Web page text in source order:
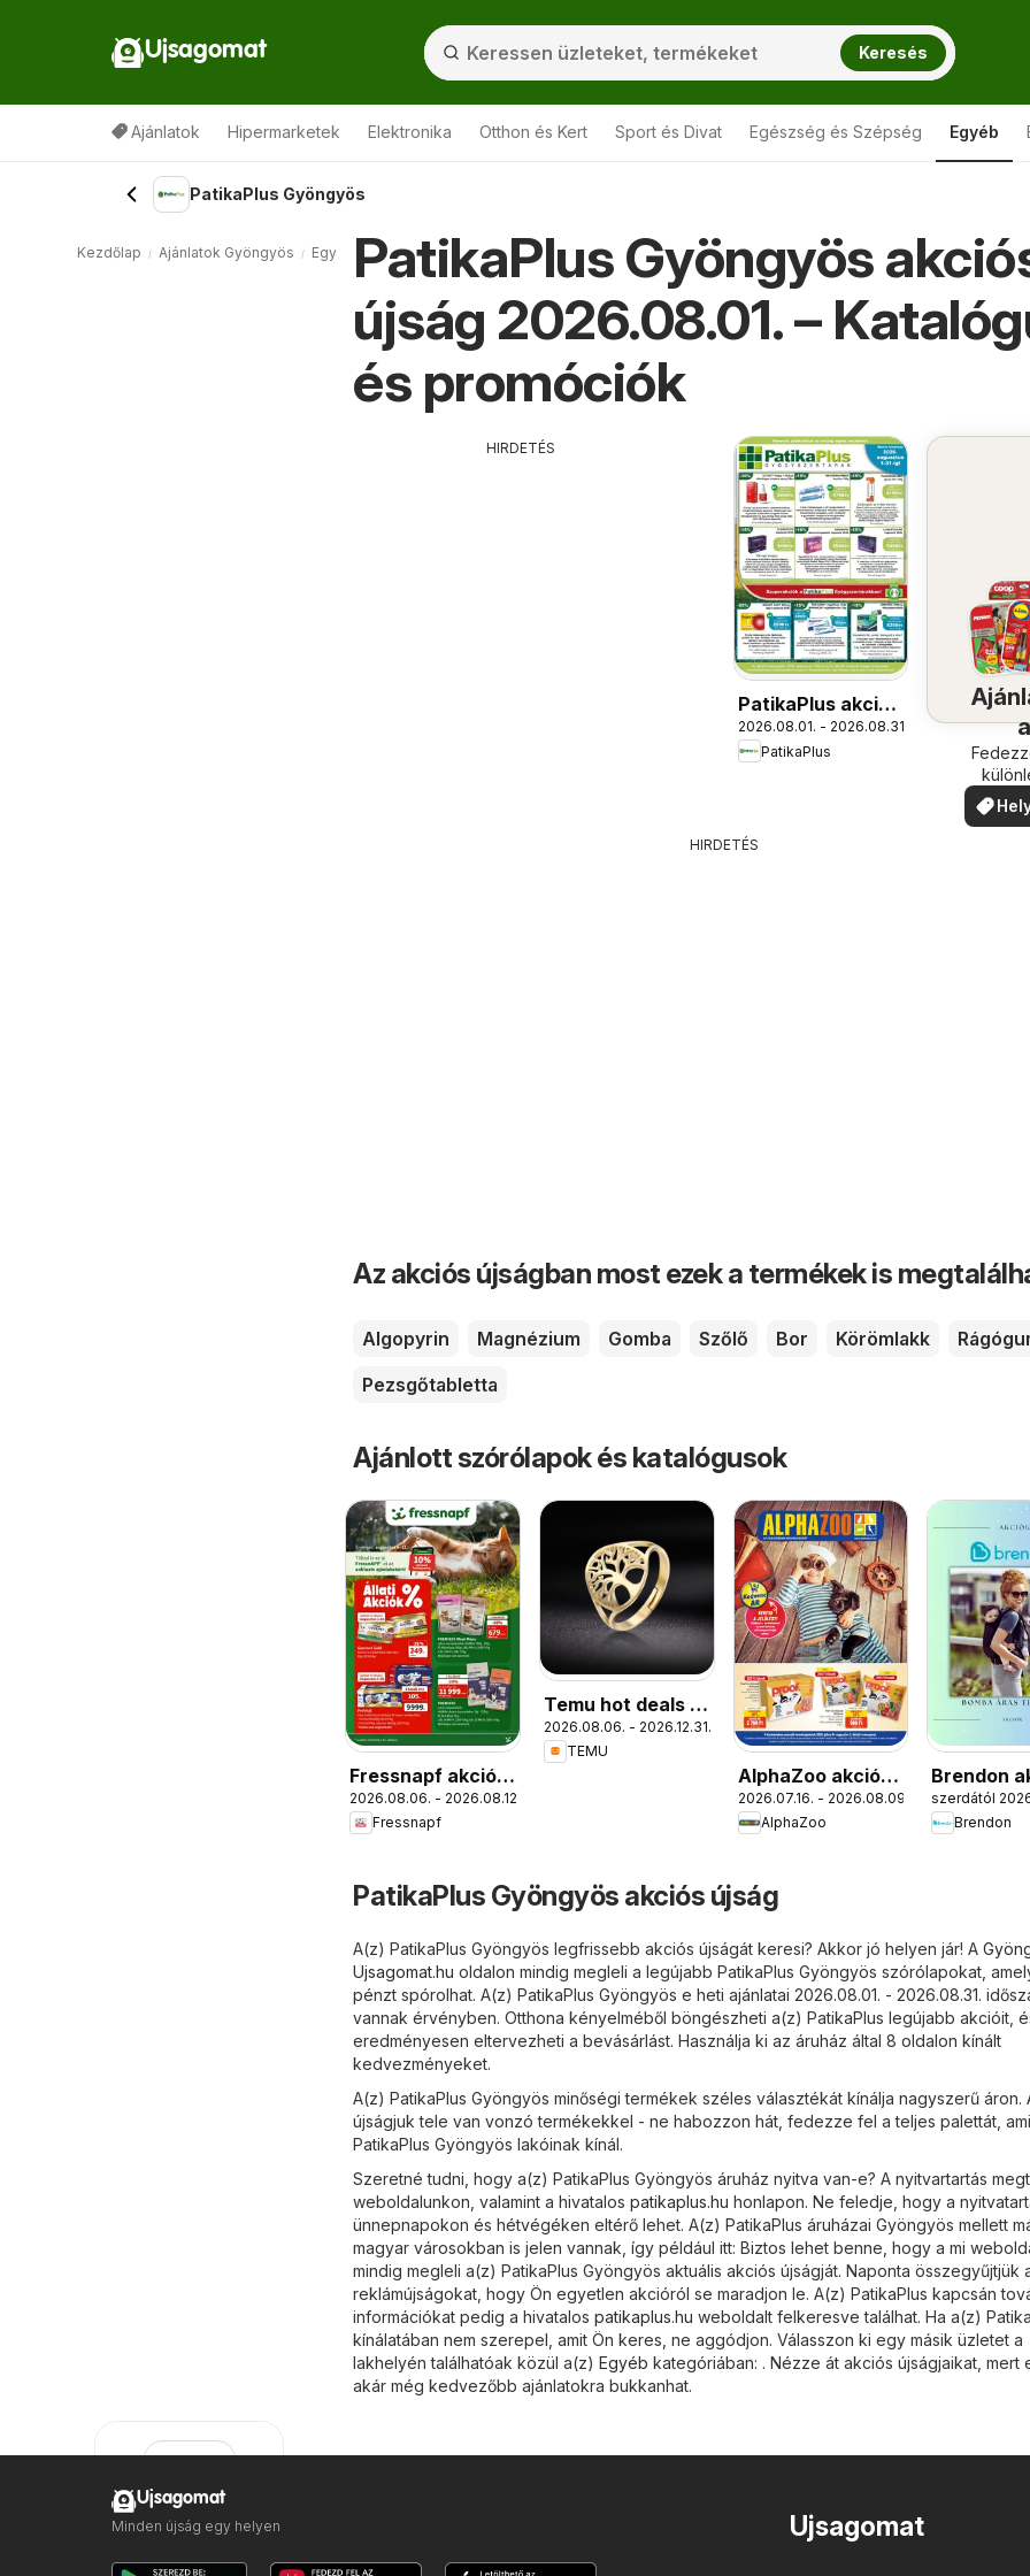
Ujsagomat Keresés
Ajánlatok Hipermarketek Elektronika Otthon és Kert Sport és Divat Egészség és Szépség Egyéb
PatikaPlus Gyöngyös
PatikaPlus Gyöngyös
újság 2026.08.01. –
és promóciók
HIRDETÉS
PatikaPlus akciós
újság
2026.08.01. - 2026.08.31.
PatikaPlus
a
HIRDETÉS
Az akciós újságban most ezek a termékek is
Algopyrin Magnézium Gomba Szőlő Bor Körömlakk
Pezsgőtabletta
Ajánlott szórólapok és katalógusok
Fressnapf akciós
újság
2026.08.06. - 2026.08.12.
Fressnapf
Temu hot deals –
Hungary
2026.08.06. - 2026.12.31.
TEMU
AlphaZoo akciós
újság
2026.07.16. - 2026.08.09.
AlphaZoo
Brendon
újság
szerdától
Brendon
PatikaPlus Gyöngyös akciós újság
A(z) PatikaPlus Gyöngyös legfrissebb akciós újságát keresi? Akkor jó helyen jár! A
Ujsagomat.hu oldalon mindig megleli a legújabb PatikaPlus Gyöngyös szórólapokat,
pénzt spórolhat. A(z) PatikaPlus Gyöngyös e heti ajánlatai 2026.08.01. - 2026.08.31.
vannak érvényben. Otthona kényelméből böngészheti a(z) PatikaPlus legújabb akcióit,
eredményesen eltervezheti a bevásárlást. Használja ki az áruház által 8 oldalon kínált
kedvezményeket.
A(z) PatikaPlus Gyöngyös minőségi termékek széles választékát kínálja nagyszerű áron.
újságjuk tele van vonzó termékekkel - ne habozzon hát, fedezze fel a teljes palettát,
PatikaPlus Gyöngyös lakóinak kínál.
Szeretné tudni, hogy a(z) PatikaPlus Gyöngyös áruház nyitva van-e? A nyitvartartás
weboldalunkon, valamint a hivatalos patikaplus.hu honlapon. Ne feledje, hogy a
ünnepnapokon és hétvégéken eltérő lehet. A(z) PatikaPlus áruházai Gyöngyös mellett
magyar városokban is jelen vannak, így például itt: Biztos lehet benne, hogy a mi
mindig megleli a(z) PatikaPlus Gyöngyös aktuális akciós újságját. Naponta összegyűjtjük
reklámújságokat, hogy Ön egyetlen akcióról se maradjon le. A(z) PatikaPlus kapcsán
információkat pedig a hivatalos patikaplus.hu weboldalt felkeresve találhat. Ha a(z)
kínálatában nem szerepel, amit Ön keres, ne aggódjon. Válasszon ki egy másik üzletet a
lakhelyén találhatóak közül a(z) Egyéb kategóriában: . Nézze át akciós újságjaikat, mert
akár még kedvezőbb ajánlatokra bukkanhat.
Kezdőlap Ajánlatok Gyöngyös Egyéb Gyöngyös PatikaPlus Gyöngyös
Ujsagomat
Ujsagomat
Minden újság egy helyen